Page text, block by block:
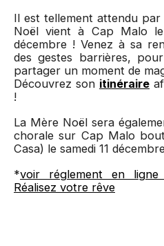
Il est tellement attendu
Noël vient à Cap Malo
décembre ! Venez à sa
des gestes barrières,
partager un moment de
Découvrez son itinéraire
!
La Mère Noël sera
chorale sur Cap Malo
Casa) le samedi 11
*voir réglement en
Réalisez votre rêve